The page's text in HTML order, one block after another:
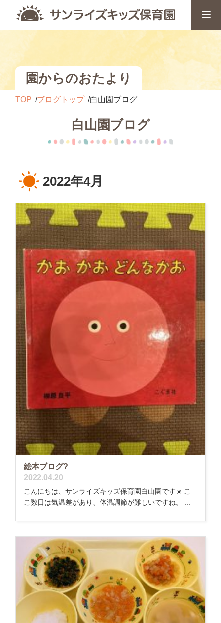
園からのおたより
TOP ブログトップ 白山園ブログ
白山園ブログ
2022年4月
絵本ブログ?
2022.04.20
こんにちは、サンライズキッズ保育園白山園です☀️ こ
こ数日は気温差があり、体温調節が難しいですね。 ...